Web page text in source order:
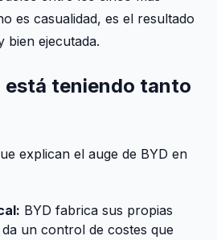
es casualidad, es el resultado
bien ejecutada.
está teniendo tanto
explican el auge de BYD en
BYD fabrica sus propias
un control de costes que